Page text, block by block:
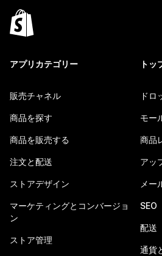
アプリカテゴリー
販売チャネル
商品を探す
商品を販売する
注文と配送
ストアデザイン
マーケティングとコンバージョ
ン
ストア管理
トッ
ドロ
モー
商品
アッ
メー
SEO
配送
通貨